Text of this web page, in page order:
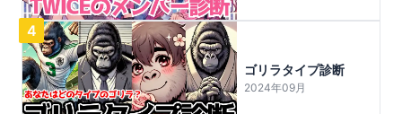
4
ゴリラタイプ診断
2024年09月